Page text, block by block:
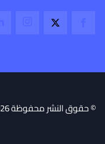
© حقوق النشر محفوظة 2026. موقع جبلة